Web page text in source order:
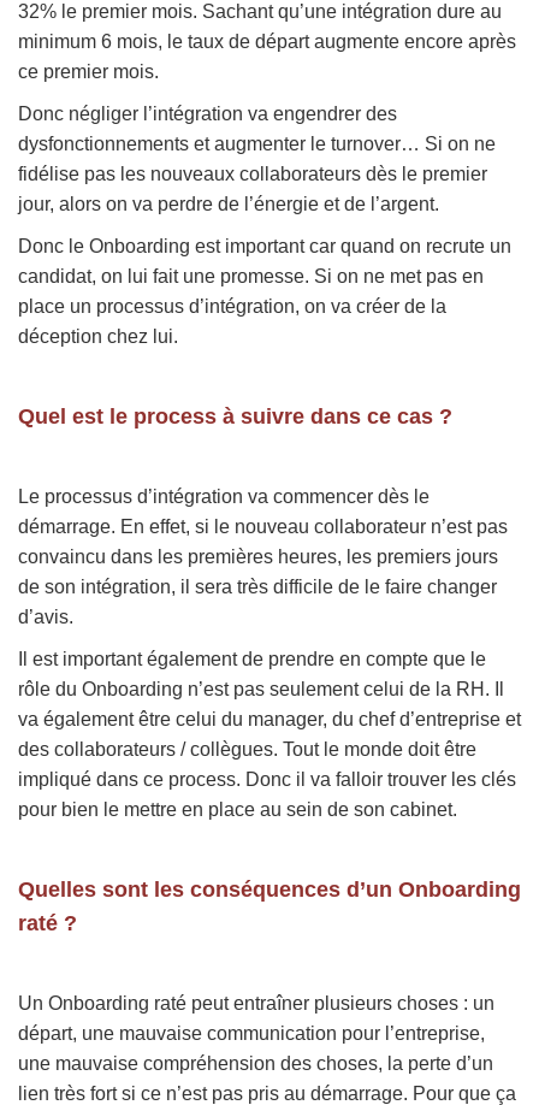
32% le premier mois. Sachant qu’une intégration dure au
minimum 6 mois, le taux de départ augmente encore après
ce premier mois.
Donc négliger l’intégration va engendrer des
dysfonctionnements et augmenter le turnover… Si on ne
fidélise pas les nouveaux collaborateurs dès le premier
jour, alors on va perdre de l’énergie et de l’argent.
Donc le Onboarding est important car quand on recrute un
candidat, on lui fait une promesse. Si on ne met pas en
place un processus d’intégration, on va créer de la
déception chez lui.
Quel est le process à suivre dans ce cas ?
Le processus d’intégration va commencer dès le
démarrage. En effet, si le nouveau collaborateur n’est pas
convaincu dans les premières heures, les premiers jours
de son intégration, il sera très difficile de le faire changer
d’avis.
Il est important également de prendre en compte que le
rôle du Onboarding n’est pas seulement celui de la RH. Il
va également être celui du manager, du chef d’entreprise et
des collaborateurs / collègues. Tout le monde doit être
impliqué dans ce process. Donc il va falloir trouver les clés
pour bien le mettre en place au sein de son cabinet.
Quelles sont les conséquences d’un Onboarding
raté ?
Un Onboarding raté peut entraîner plusieurs choses : un
départ, une mauvaise communication pour l’entreprise,
une mauvaise compréhension des choses, la perte d’un
lien très fort si ce n’est pas pris au démarrage. Pour que ça